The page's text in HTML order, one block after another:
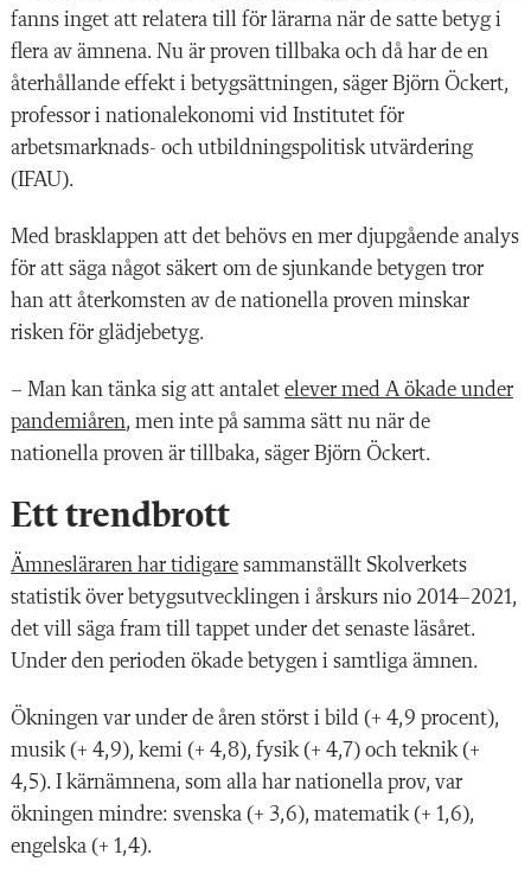
fanns inget att relatera till för lärarna när de satte betyg i
flera av ämnena. Nu är proven tillbaka och då har de en
återhållande effekt i betygsättningen, säger Björn Öckert,
professor i nationalekonomi vid Institutet för
arbetsmarknads- och utbildningspolitisk utvärdering
(IFAU).
Med brasklappen att det behövs en mer djupgående analys
för att säga något säkert om de sjunkande betygen tror
han att återkomsten av de nationella proven minskar
risken för glädjebetyg.
– Man kan tänka sig att antalet elever med A ökade under
pandemiåren, men inte på samma sätt nu när de
nationella proven är tillbaka, säger Björn Öckert.
Ett trendbrott
Ämnesläraren har tidigare sammanställt Skolverkets
statistik över betygsutvecklingen i årskurs nio 2014–2021,
det vill säga fram till tappet under det senaste läsåret.
Under den perioden ökade betygen i samtliga ämnen.
Ökningen var under de åren störst i bild (+ 4,9 procent),
musik (+ 4,9), kemi (+ 4,8), fysik (+ 4,7) och teknik (+
4,5). I kärnämnena, som alla har nationella prov, var
ökningen mindre: svenska (+ 3,6), matematik (+ 1,6),
engelska (+ 1,4).